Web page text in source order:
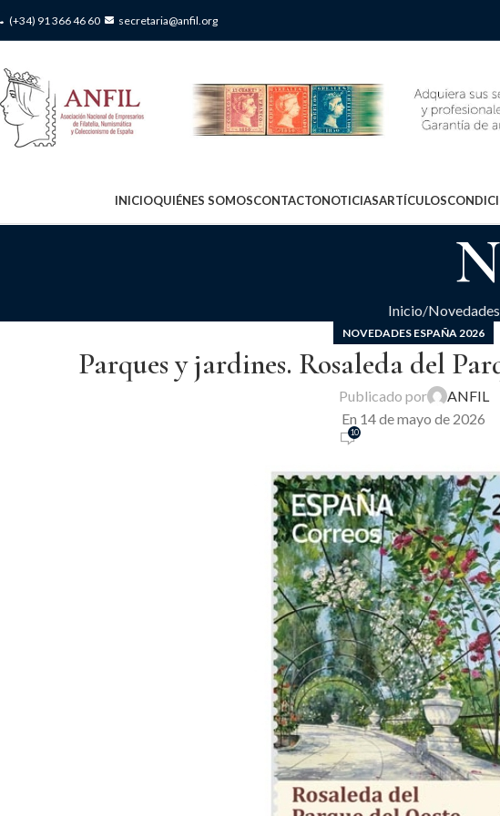
(+34) 91 366 46 60 secretaria@anfil.org
INICIOQUIÉNES SOMOSCONTACTONOTICIASARTÍCULOS
Inicio
NOVEDADES ESPAÑA 2026
Parques y jardines. Rosaleda del
Publicado por
ANFIL
En 14 de mayo de 2026
10